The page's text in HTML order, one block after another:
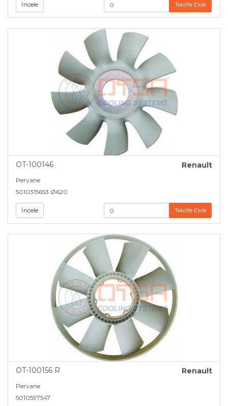
İncele Teklife Ekle
OT-100146 Renault
Pervane
5010315653 Ø620
İncele Teklife Ekle
OT-100156 R Renault
Pervane
5010597547